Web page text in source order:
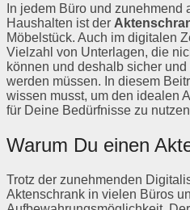
In jedem Büro und zunehmend
Haushalten ist der
Möbelstück. Auch im digitalen
Vielzahl von Unterlagen, die
können und deshalb sicher
werden müssen. In diesem
wissen musst, um den idealen
für Deine Bedürfnisse zu
Warum Du einen
Trotz der zunehmenden
Aktenschrank in vielen Büros